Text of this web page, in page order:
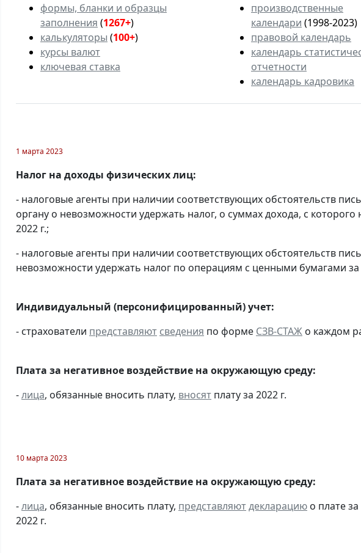
формы, бланки и образцы
заполнения (1267+)
калькуляторы (100+)
курсы валют
ключевая ставка
производственные
календари (1998-2023)
правовой календарь
календарь
отчетности
календарь кадровика
1 марта 2023
Налог на доходы физических лиц:
- налоговые агенты при наличии соответствующих обстоятельств
органу о невозможности удержать налог, о суммах дохода, с
2022 г.;
- налоговые агенты при наличии соответствующих обстоятельств
невозможности удержать налог по операциям с ценными бумагами за
Индивидуальный (персонифицированный) учет:
- страхователи представляют сведения по форме СЗВ-СТАЖ о каждом
Плата за негативное воздействие на окружающую среду:
-лица, обязанные вносить плату, вносят плату за 2022 г.
10 марта 2023
Плата за негативное воздействие на окружающую среду:
-лица, обязанные вносить плату, представляютдекларацию о плате
2022 г.